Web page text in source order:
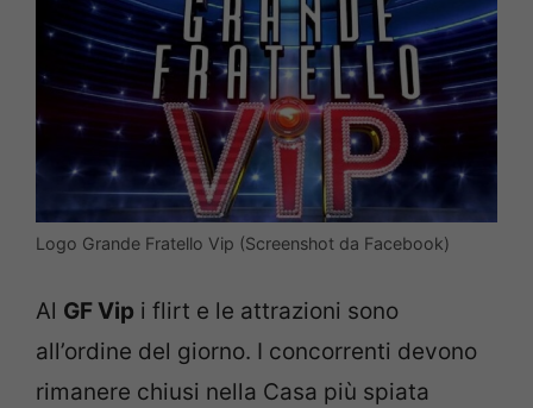
Logo Grande Fratello Vip (Screenshot da Facebook)
Al GF Vip i flirt e le attrazioni sono
all’ordine del giorno. I concorrenti devono
rimanere chiusi nella Casa più spiata